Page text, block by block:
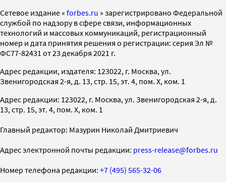
Cетевое издание « forbes.ru » зарегистрировано Федеральной
службой по надзору в сфере связи, информационных
технологий и массовых коммуникаций, регистрационный
номер и дата принятия решения о регистрации: серия Эл №
ФС77-82431 от 23 декабря 2021 г.
Адрес редакции, издателя: 123022, г. Москва, ул.
Звенигородская 2-я, д. 13, стр. 15, эт. 4, пом. X, ком. 1
Адрес редакции: 123022, г. Москва, ул. Звенигородская 2-я, д.
13, стр. 15, эт. 4, пом. X, ком. 1
Главный редактор: Мазурин Николай Дмитриевич
Адрес электронной почты редакции: press-release@forbes.ru
Номер телефона редакции: +7 (495) 565-32-06